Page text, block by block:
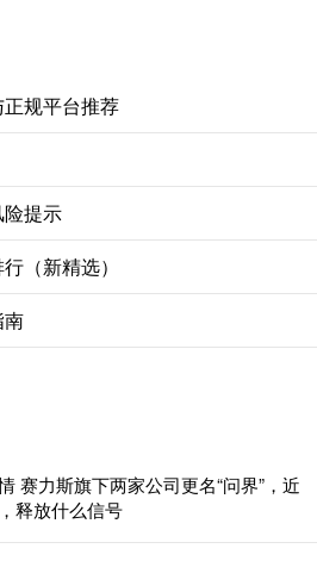
规平台推荐
提示
（新精选）
南
赛力斯旗下两家公司更名“问界”，近
释放什么信号